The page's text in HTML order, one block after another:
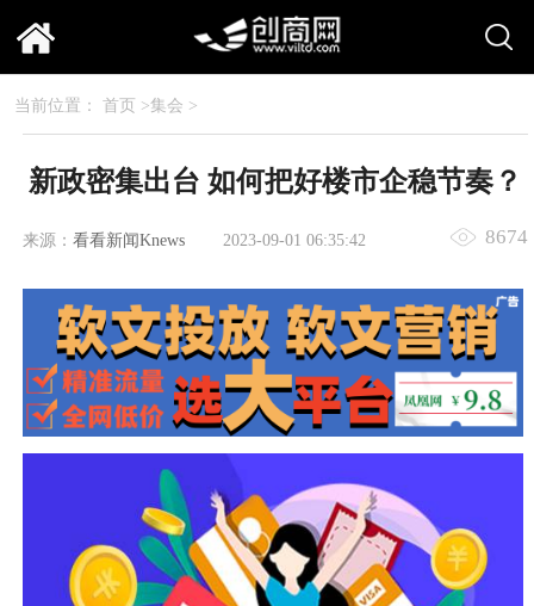
当前位置： 首页 >集会 >
新政密集出台 如何把好楼市企稳节奏？
来源： 看看新闻Knews 2023-09-01 06:35:42 8674